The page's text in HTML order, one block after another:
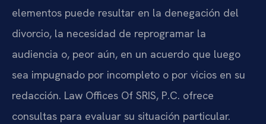
elementos puede resultar en la denegación del
divorcio, la necesidad de reprogramar la
audiencia o, peor aún, en un acuerdo que luego
sea impugnado por incompleto o por vicios en su
redacción. Law Offices Of SRIS, P.C. ofrece
consultas para evaluar su situación particular.